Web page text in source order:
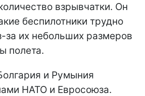
взрывчатки. Он
беспилотники трудно
за их небольших размеров
полета.
и Румыния
НАТО и Евросоюза.